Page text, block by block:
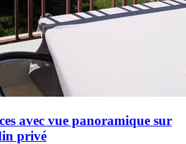
avec vue panoramique sur
privé